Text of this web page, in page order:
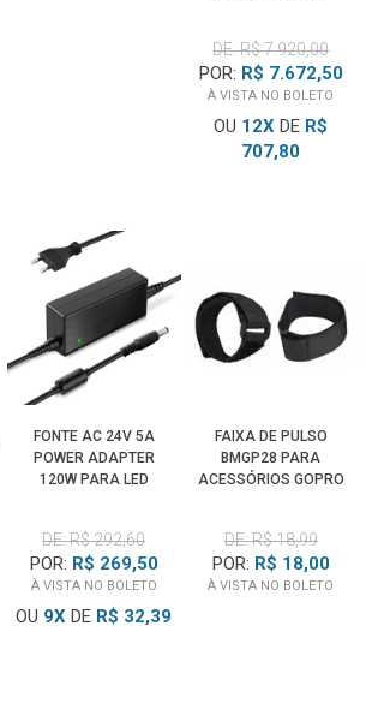
(BRANCA)
DE: R$ 7.920,00
POR: R$ 7.672,50
À VISTA NO BOLETO
OU 12X DE R$
707,80
FONTE AC 24V 5A
POWER ADAPTER
120W PARA LED
DE: R$ 292,60
POR: R$ 269,50
À VISTA NO BOLETO
OU 9X DE R$ 32,39
FAIXA DE PULSO
BMGP28 PARA
ACESSÓRIOS GOPRO
DE: R$ 18,99
POR: R$ 18,00
À VISTA NO BOLETO